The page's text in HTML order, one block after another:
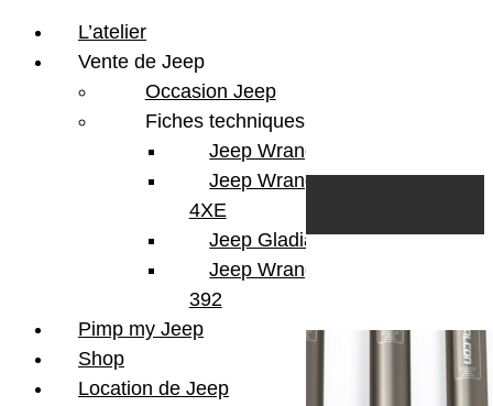
L’atelier
Vente de Jeep
Occasion Jeep
Fiches techniques
Jeep Wrangler JL
Jeep Wrangler
4XE
Jeep Gladiator
Jeep Wrangler V8
392
Pimp my Jeep
Shop
Location de Jeep